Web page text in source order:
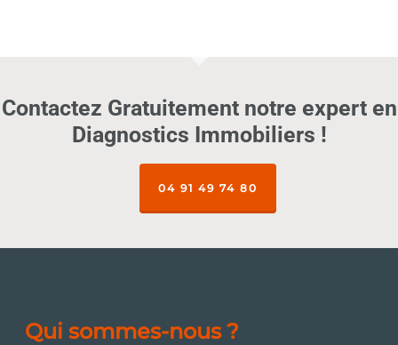
Contactez Gratuitement notre expert en
Diagnostics Immobiliers !
04 91 49 74 80
Qui sommes-nous ?